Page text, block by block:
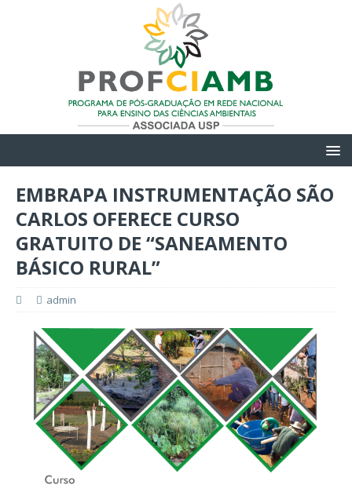
EMBRAPA INSTRUMENTAÇÃO SÃO
CARLOS OFERECE CURSO
GRATUITO DE “SANEAMENTO
BÁSICO RURAL”
admin